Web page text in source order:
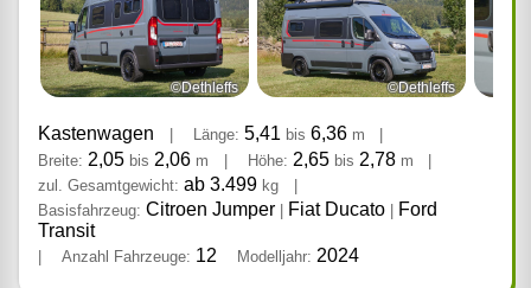
©Dethleffs ©Dethleffs
Kastenwagen Länge: 5,41 bis 6,36 m
Breite: 2,05 bis 2,06 m | Höhe: 2,65 bis 2,78 m
|
zul. Gesamtgewicht: ab 3.499 kg
Basisfahrzeug: Citroen Jumper Fiat Ducato
Ford
Transit
Anzahl Fahrzeuge: 12 Modelljahr: 2024